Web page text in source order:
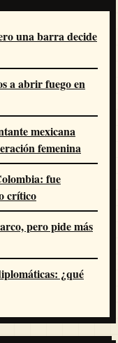
una barra decide
a abrir fuego en
mexicana
femenina
fue
crítico
pero pide más
¿qué